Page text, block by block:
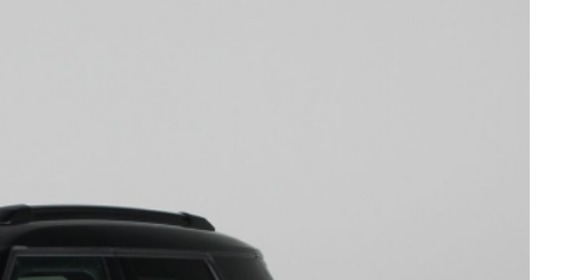
We maken graag een afspraak met u om deze